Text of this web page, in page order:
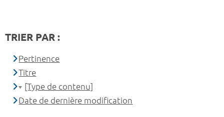
TRIER PAR :
Pertinence
Titre
[Type de contenu]
Date de dernière modification